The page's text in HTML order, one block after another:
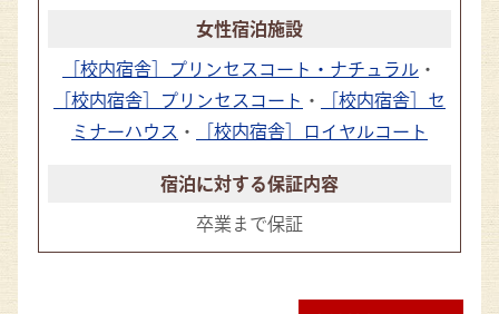
［校内宿舎］プリンセスコート・ナチュラル ・
［校内宿舎］プリンセスコート ・
［校内宿舎］セ
ミナーハウス ・ ［校内宿舎］ロイヤルコート
卒業まで保証